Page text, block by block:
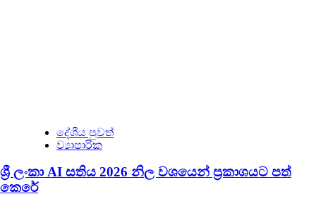
දේශීය පුවත්
ව්‍යාපාරික
ශ්‍රී ලංකා AI සතිය 2026 නිල වශයෙන් ප්‍රකාශයට පත්
කෙරේ